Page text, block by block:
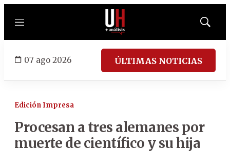
Menú
Mostrar
07 ago 2026 ÚLTIMAS NOTICIAS
Edición Impresa
Procesan a tres alemanes por
muerte de científico y su hija